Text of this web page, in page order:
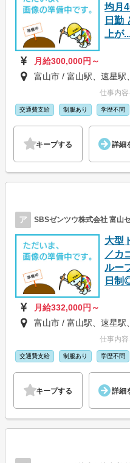
均月
日勤
上が
月給300,000円～
富山市 / 富山駅、速星駅
仕事内
交通費支給 制服あり 学歴不問
キープする 詳細
ア SBSゼンツウ株式会社 富山
大型
／カ
ルー
日制
月給332,000円～
富山市 / 富山駅、速星駅
仕事内
交通費支給 制服あり 学歴不問
キープする 詳細